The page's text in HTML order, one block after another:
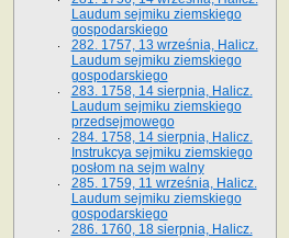
Laudum sejmiku ziemskiego
gospodarskiego
282. 1757, 13 września, Halicz.
Laudum sejmiku ziemskiego
gospodarskiego
283. 1758, 14 sierpnia, Halicz.
Laudum sejmiku ziemskiego
przedsejmowego
284. 1758, 14 sierpnia, Halicz.
Instrukcya sejmiku ziemskiego
posłom na sejm walny
285. 1759, 11 września, Halicz.
Laudum sejmiku ziemskiego
gospodarskiego
286. 1760, 18 sierpnia, Halicz.